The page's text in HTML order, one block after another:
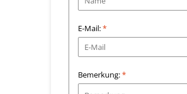
E-Mail:*
Bemerkung:*